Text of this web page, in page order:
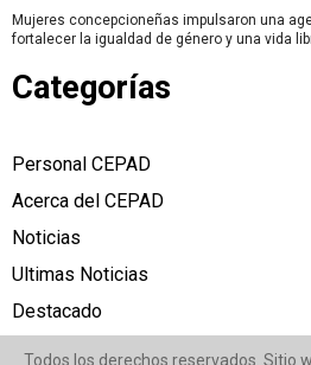
Mujeres concepcioneñas impulsaron una
fortalecer la igualdad de género y una vida
Categorías
Personal CEPAD
Acerca del CEPAD
Noticias
Ultimas Noticias
Destacado
Todos los derechos reservados. Sitio